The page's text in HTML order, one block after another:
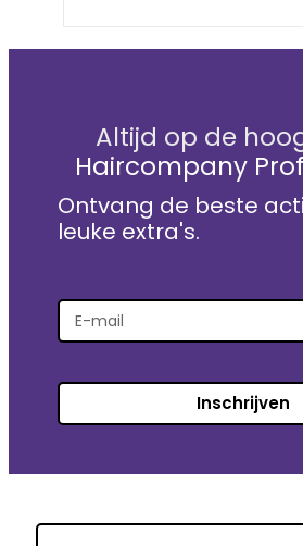
Altijd op de
Haircompany
Ontvang de beste
leuke extra's.
Inschrijven